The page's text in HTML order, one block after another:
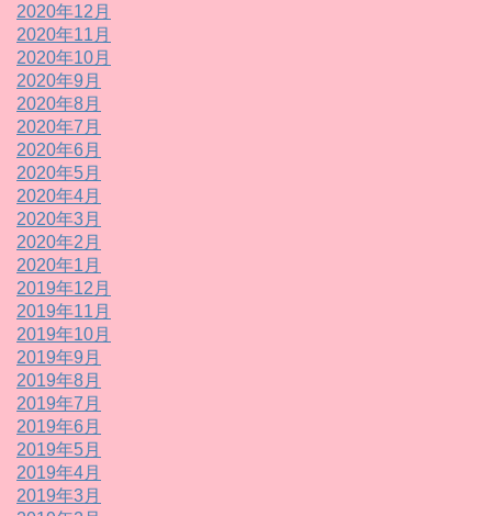
2020年12月
2020年11月
2020年10月
2020年9月
2020年8月
2020年7月
2020年6月
2020年5月
2020年4月
2020年3月
2020年2月
2020年1月
2019年12月
2019年11月
2019年10月
2019年9月
2019年8月
2019年7月
2019年6月
2019年5月
2019年4月
2019年3月